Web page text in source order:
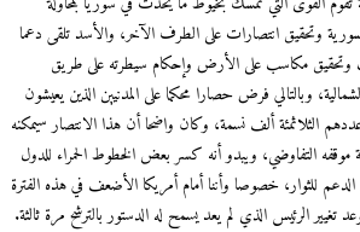
وتحقيق انتصارات على الطرف الآخر، والأسد تلقى دعما
وتحقيق مكاسب على الأرض وإحكام سيطرته على طريق
وبالتالي فرض حصارا محكما على المدنيين الذين يعيشون
عددهم الثلاثمئة ألف نسمة، وكان واضحا أن هذا الانتصار سيمكنه
التفاوضي، ويبدو أنه كسر بعض الخطوط الحمراء للدول
للثوار، خصوصا وأننا أمام أمريكا الأضعف في هذه الفترة
تغيير الرئيس الذي لم يعد يسمح له الدستور بالترشح مرة ثالثة.